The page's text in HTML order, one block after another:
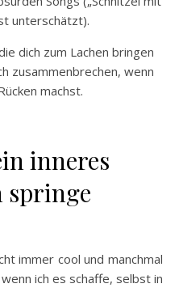
unterschätzt).
dich zum Lachen bringen
zusammenbrechen, wenn
machst.
inneres
springe
immer cool und manchmal
ich es schaffe, selbst in